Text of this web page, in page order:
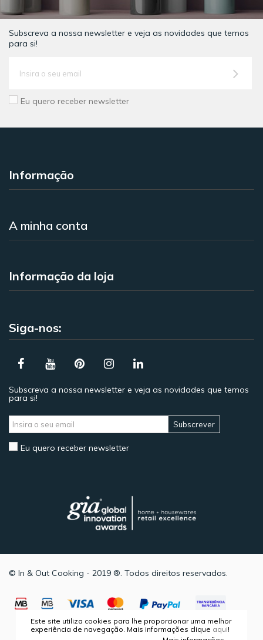
Subscreva a nossa newsletter e veja as novidades que temos
para si!
Eu quero receber newsletter
Informação
A minha conta
Informação da loja
Siga-nos:
Subscreva a nossa newsletter e veja as novidades que temos
para si!
Subscrever
Eu quero receber newsletter
© In & Out Cooking - 2019 ®. Todos direitos reservados.
Este site utiliza cookies para lhe proporcionar uma melhor
experiência de navegação. Mais informações clique aqui!